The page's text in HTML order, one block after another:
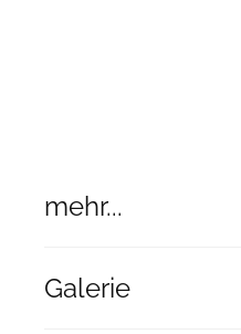
mehr...
Galerie